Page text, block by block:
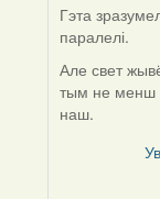
In
reply
to
by
Viachaslav
Гэта
паралелі.
Але свет
тым не менш
наш.